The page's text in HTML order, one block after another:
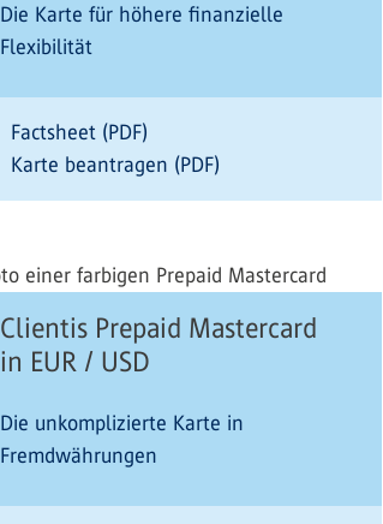
Die Karte für höhere finanzielle
Flexibilität
Factsheet (PDF)
Karte beantragen (PDF)
Clientis Prepaid Mastercard
in EUR / USD
Die unkomplizierte Karte in
Fremdwährungen